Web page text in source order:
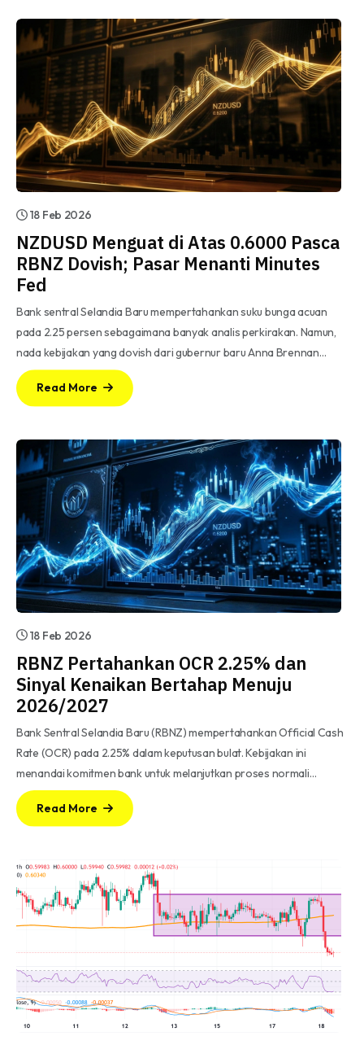
18 Feb 2026
NZDUSD Menguat di Atas 0.6000 Pasca
RBNZ Dovish; Pasar Menanti Minutes
Fed
Bank sentral Selandia Baru mempertahankan suku bunga acuan
pada 2.25 persen sebagaimana banyak analis perkirakan. Namun,
nada kebijakan yang dovish dari gubernur baru Anna Brennan…
Read More
18 Feb 2026
RBNZ Pertahankan OCR 2.25% dan
Sinyal Kenaikan Bertahap Menuju
2026/2027
Bank Sentral Selandia Baru (RBNZ) mempertahankan Official Cash
Rate (OCR) pada 2.25% dalam keputusan bulat. Kebijakan ini
menandai komitmen bank untuk melanjutkan proses normali…
Read More